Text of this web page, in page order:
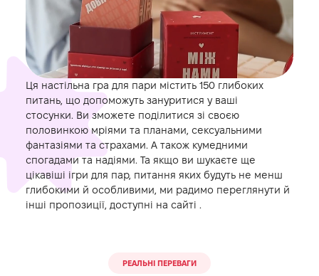
Ця настільна гра для пари містить 150 глибоких
питань, що допоможуть зануритися у ваші
стосунки. Ви зможете поділитися зі своєю
половинкою мріями та планами, сексуальними
фантазіями та страхами. А також кумедними
спогадами та надіями. Та якщо ви шукаєте ще
цікавіші ігри для пар, питання яких будуть не менш
глибокими й особливими, ми радимо переглянути й
інші пропозиції, доступні на сайті .
РЕАЛЬНІ ПЕРЕВАГИ